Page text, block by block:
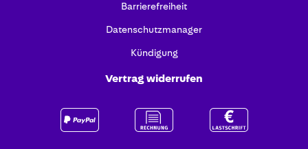
Barrierefreiheit
Datenschutzmanager
Kündigung
Vertrag widerrufen